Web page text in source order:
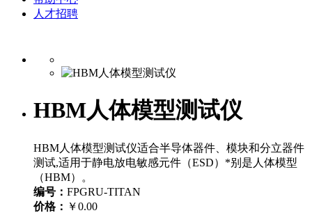
人才招聘
HBM人体模型测试仪
HBM人体模型测试仪适合半导体器件、模块和分立器件
测试,适用于静电放电敏感元件（ESD）*别是人体模型
（HBM）。
编号： FPGRU-TITAN
价格： ￥0.00